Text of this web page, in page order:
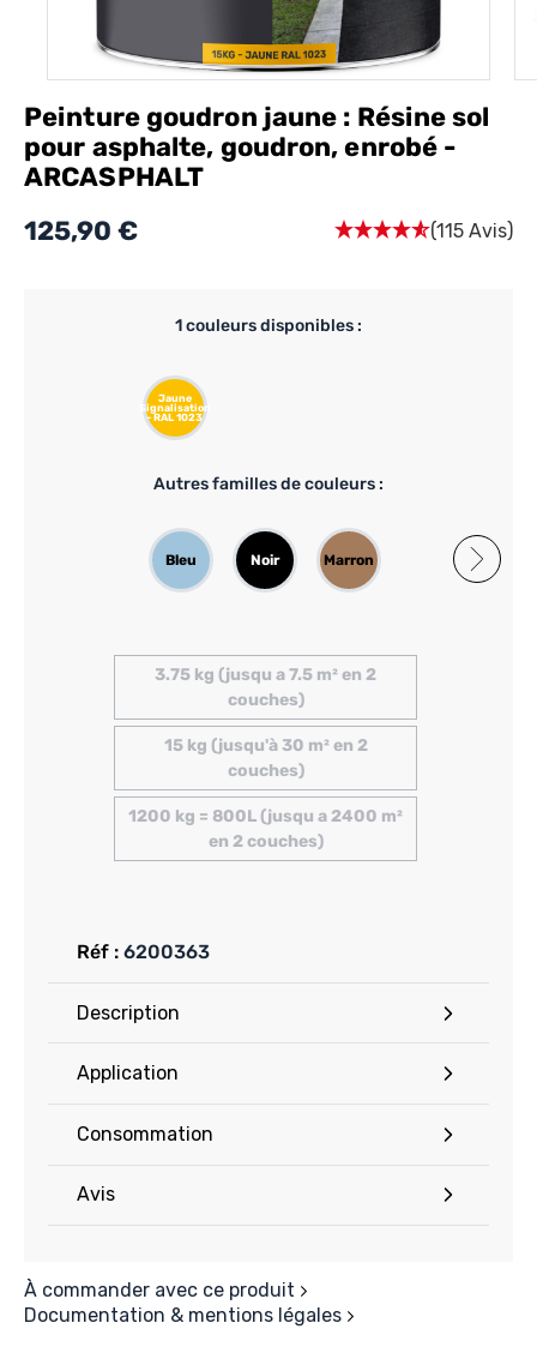
Peinture goudron jaune : Résine sol
pour asphalte, goudron, enrobé -
ARCASPHALT
125,90 €
(115 Avis)
Réf : 6200363
Description
Application
Consommation
Avis
À commander avec ce produit
Documentation & mentions légales
3.75 kg (jusqu a 7.5 m² en 2
couches)
15 kg (jusqu'à 30 m² en 2
couches)
1200 kg = 800L (jusqu a 2400 m²
en 2 couches)
1couleurs disponibles :
Jaune
Signalisation
- RAL 1023
Autres familles de couleurs :
Bleu Noir Marron Rouge